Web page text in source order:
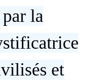
la
et